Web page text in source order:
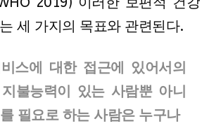
세 가지의 목표와 관련된다.
스에 대한 접근에 있어서의
불능력이 있는 사람뿐 아니
필요로 하는 사람은 누구나